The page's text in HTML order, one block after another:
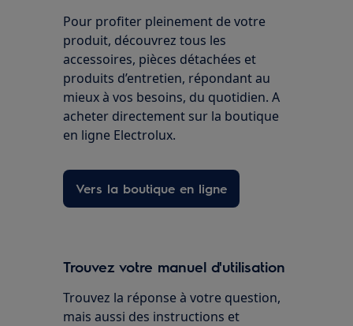
Pour profiter pleinement de votre
produit, découvrez tous les
accessoires, pièces détachées et
produits d’entretien, répondant au
mieux à vos besoins, du quotidien. A
acheter directement sur la boutique
en ligne Electrolux.
Vers la boutique en ligne
Trouvez votre manuel d'utilisation
Trouvez la réponse à votre question,
mais aussi des instructions et